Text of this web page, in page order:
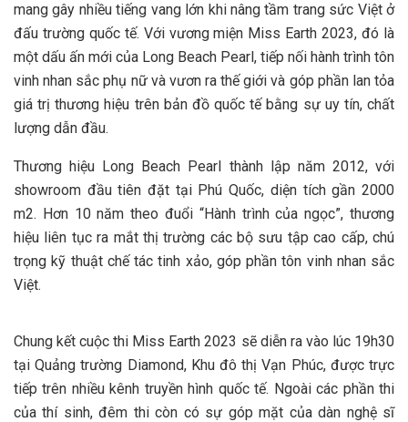
mang gây nhiều tiếng vang lớn khi nâng tầm trang sức Việt ở
đấu trường quốc tế. Với vương miện Miss Earth 2023, đó là
một dấu ấn mới của Long Beach Pearl, tiếp nối hành trình tôn
vinh nhan sắc phụ nữ và vươn ra thế giới và góp phần lan tỏa
giá trị thương hiệu trên bản đồ quốc tế bằng sự uy tín, chất
lượng dẫn đầu.
Thương hiệu Long Beach Pearl thành lập năm 2012, với
showroom đầu tiên đặt tại Phú Quốc, diện tích gần 2000
m2. Hơn 10 năm theo đuổi “Hành trình của ngọc”, thương
hiệu liên tục ra mắt thị trường các bộ sưu tập cao cấp, chú
trọng kỹ thuật chế tác tinh xảo, góp phần tôn vinh nhan sắc
Việt.
Chung kết cuộc thi Miss Earth 2023 sẽ diễn ra vào lúc 19h30
tại Quảng trường Diamond, Khu đô thị Vạn Phúc, được trực
tiếp trên nhiều kênh truyền hình quốc tế. Ngoài các phần thi
của thí sinh, đêm thi còn có sự góp mặt của dàn nghệ sĩ